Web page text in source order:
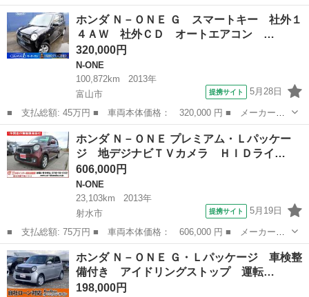
名： ホンダ ■ 車種名： Ｎ－ＯＮＥ ■ グレード名： セレクト
■ 排気量： 660cc ■ ドア枚数： 5D ■ ミッション： インパ...
富山 射水市 N-ONE
ホンダ Ｎ－ＯＮＥ Ｇ スマートキー 社外１
４ＡＷ 社外ＣＤ オートエアコン …
320,000円
N-ONE
100,872km
2013年
富山市
提携サイト 5月28日
■ 支払総額: 45万円 ■ 車両本体価格： 320,000 円 ■ メーカー
名： ホンダ ■ 車種名： Ｎ－ＯＮＥ ■ グレード名： Ｇ スマ
ートキー 社外１４ＡＷ 社外ＣＤ オートエアコン 横滑り防止装
置 ■ 排気量：...
富山 富山市 N-ONE
ホンダ Ｎ－ＯＮＥ プレミアム・Ｌパッケー
ジ 地デジナビＴＶカメラ ＨＩＤライ…
606,000円
N-ONE
23,103km
2013年
射水市
提携サイト 5月19日
■ 支払総額: 75万円 ■ 車両本体価格： 606,000 円 ■ メーカー
名： ホンダ ■ 車種名： Ｎ－ＯＮＥ ■ グレード名： プレミア
ム・Ｌパッケージ 地デジナビＴＶカメラ ＨＩＤライト 地デジナ
ビＴＶ バックカ...
富山 射水市 N-ONE
ホンダ Ｎ－ＯＮＥ Ｇ・Ｌパッケージ 車検整
備付き アイドリングストップ 運転…
198,000円